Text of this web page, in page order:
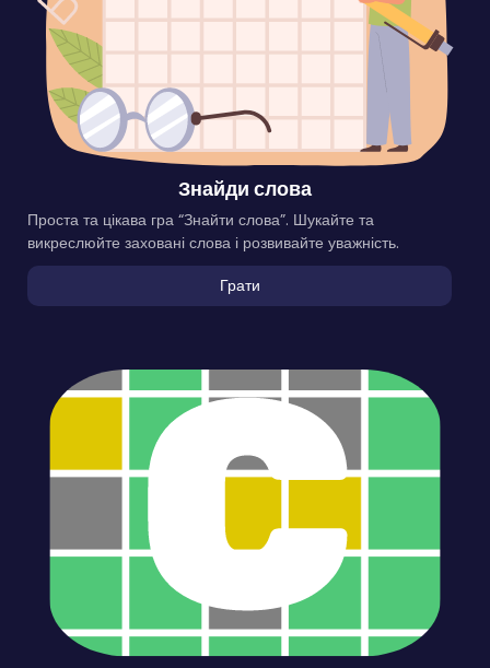
Знайди слова
Проста та цікава гра “Знайти слова”. Шукайте та
викреслюйте заховані слова і розвивайте уважність.
Грати